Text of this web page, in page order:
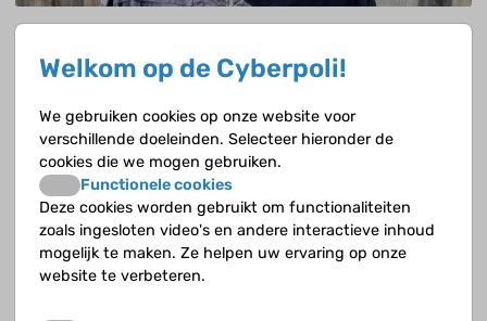
Villy Nteko (12) heeft sikkelcelanemie.
Welkom op de Cyberpoli!
We gebruiken cookies op onze website voor
verschillende doeleinden. Selecteer hieronder de
cookies die we mogen gebruiken.
Functionele cookies
Deze cookies worden gebruikt om functionaliteiten
zoals ingesloten video's en andere interactieve inhoud
mogelijk te maken. Ze helpen uw ervaring op onze
website te verbeteren.